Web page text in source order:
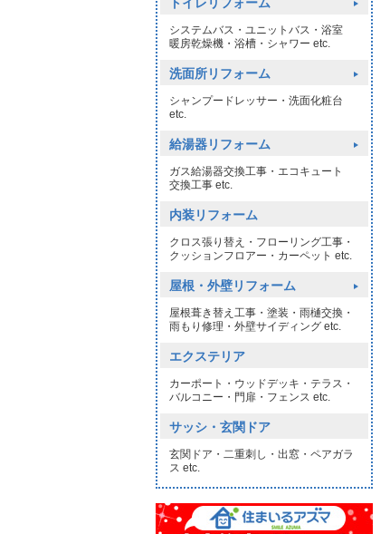
システムバス・ユニットバス・浴室
暖房乾燥機・浴槽・シャワー etc.
洗面所リフォーム
シャンプードレッサー・洗面化粧台
etc.
給湯器リフォーム
ガス給湯器交換工事・エコキュート
交換工事 etc.
内装リフォーム
クロス張り替え・フローリング工事・
クッションフロアー・カーペット etc.
屋根・外壁リフォーム
屋根葺き替え工事・塗装・雨樋交換・
雨もり修理・外壁サイディング etc.
エクステリア
カーポート・ウッドデッキ・テラス・
バルコニー・門扉・フェンス etc.
サッシ・玄関ドア
玄関ドア・二重刺し・出窓・ペアガラ
ス etc.